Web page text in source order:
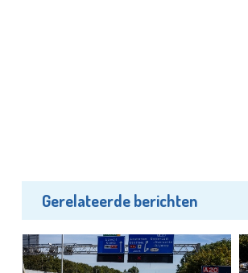
Gerelateerde berichten